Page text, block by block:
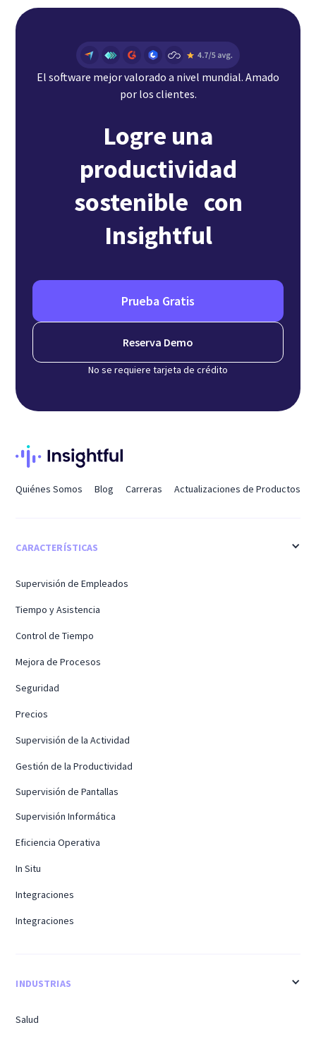
El software mejor valorado a nivel mundial. Amado
por los clientes.
Logre una
productividad
sostenible con
Insightful
Prueba Gratis
Reserva Demo
No se requiere tarjeta de crédito
Quiénes Somos Blog Carreras Actualizaciones de Productos
CARACTERÍSTICAS
Supervisión de Empleados
Tiempo y Asistencia
Control de Tiempo
Mejora de Procesos
Seguridad
Precios
Supervisión de la Actividad
Gestión de la Productividad
Supervisión de Pantallas
Supervisión Informática
Eficiencia Operativa
In Situ
Integraciones
Integraciones
INDUSTRIAS
Salud